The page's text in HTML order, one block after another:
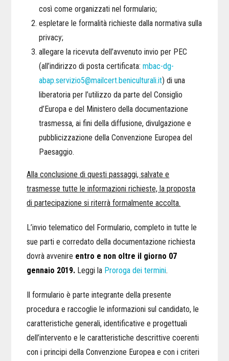
così come organizzati nel formulario;
espletare le formalità richieste dalla normativa sulla
privacy;
allegare la ricevuta dell’avvenuto invio per PEC
(all’indirizzo di posta certificata:mbac-dg-
abap.servizio5@mailcert.beniculturali.it) di una
liberatoria per l’utilizzo da parte del Consiglio
d’Europa e del Ministero della documentazione
trasmessa, ai fini della diffusione, divulgazione e
pubblicizzazione della Convenzione Europea del
Paesaggio.
Alla conclusione di questi passaggi, salvate e
trasmesse tutte le informazioni richieste, la proposta
di partecipazione si riterrà formalmente accolta.
L’invio telematico del Formulario, completo in tutte le
sue parti e corredato della documentazione richiesta
dovrà avvenire entro e non oltre il giorno 07
gennaio 2019. Leggi la Proroga dei termini.
Il formulario è parte integrante della presente
procedura e raccoglie le informazioni sul candidato, le
caratteristiche generali, identificative e progettuali
dell’intervento e le caratteristiche descrittive coerenti
con i principi della Convenzione Europea e con i criteri